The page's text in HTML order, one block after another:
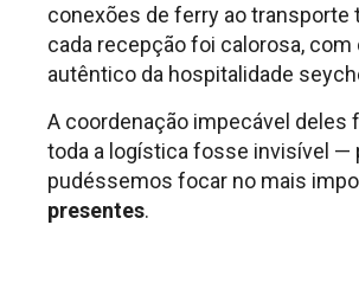
conexões de ferry ao transporte
cada recepção foi calorosa, com
autêntico da hospitalidade
A coordenação impecável deles
toda a logística fosse invisível —
pudéssemos focar no mais
presentes.